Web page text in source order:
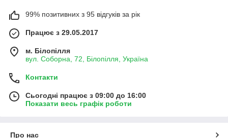
99% позитивних з 95 відгуків за рік
Працює з 29.05.2017
м. Білопілля
вул. Соборна, 72, Білопілля, Україна
Контакти
Сьогодні працює з 09:00 до 16:00
Показати весь графік роботи
Про нас